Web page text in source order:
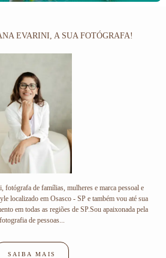
EVARINI, A SUA FOTÓGRAFA!
fotógrafa de famílias, mulheres e marca pessoal e
localizado em Osasco - SP e também vou até sua
em todas as regiões de SP.Sou apaixonada pela
fotografia de pessoas...
SAIBA MAIS